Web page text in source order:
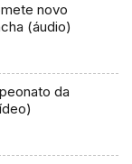
novo
(áudio)
da